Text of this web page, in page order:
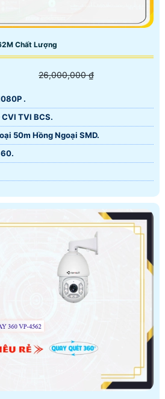
Chất Lượng
26,000,000 ₫
.
CVI TVI BCS.
50m Hồng Ngoại SMD.